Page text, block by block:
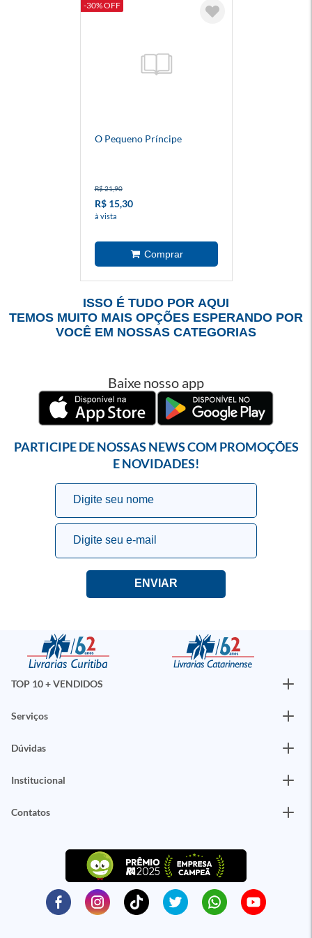
-30% OFF
O Pequeno Príncipe
R$ 21,90
R$ 15,30
à vista
ISSO É TUDO POR AQUI
TEMOS MUITO MAIS OPÇÕES ESPERANDO POR
VOCÊ EM NOSSAS CATEGORIAS
Baixe nosso app
PARTICIPE DE NOSSAS NEWS COM PROMOÇÕES
E NOVIDADES!
TOP 10 + VENDIDOS
Serviços
Dúvidas
Institucional
Contatos